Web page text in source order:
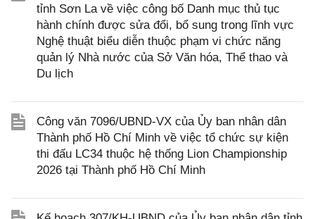
tỉnh Sơn La về việc công bố Danh mục thủ tục
hành chính được sửa đổi, bổ sung trong lĩnh vực
Nghệ thuật biểu diễn thuộc phạm vi chức năng
quản lý Nhà nước của Sở Văn hóa, Thể thao và
Du lịch
Công văn 7096/UBND-VX của Ủy ban nhân dân
Thành phố Hồ Chí Minh về việc tổ chức sự kiện
thi đấu LC34 thuộc hệ thống Lion Championship
2026 tại Thành phố Hồ Chí Minh